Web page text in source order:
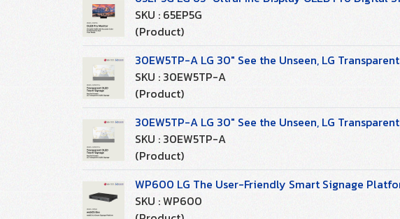
SKU : 65EP5G
(Product)
30EW5TP-A LG 30" See the Unseen, LG
SKU : 30EW5TP-A
(Product)
30EW5TP-A LG 30" See the Unseen, LG
SKU : 30EW5TP-A
(Product)
WP600 LG The User-Friendly Smart Signage
SKU : WP600